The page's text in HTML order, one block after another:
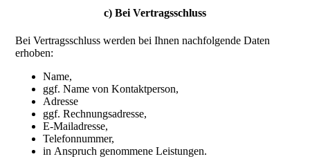
c) Bei Vertragsschluss
Bei Vertragsschluss werden bei Ihnen nachfolgende Daten
erhoben:
Name,
ggf. Name von Kontaktperson,
Adresse
ggf. Rechnungsadresse,
E-Mailadresse,
Telefonnummer,
in Anspruch genommene Leistungen.